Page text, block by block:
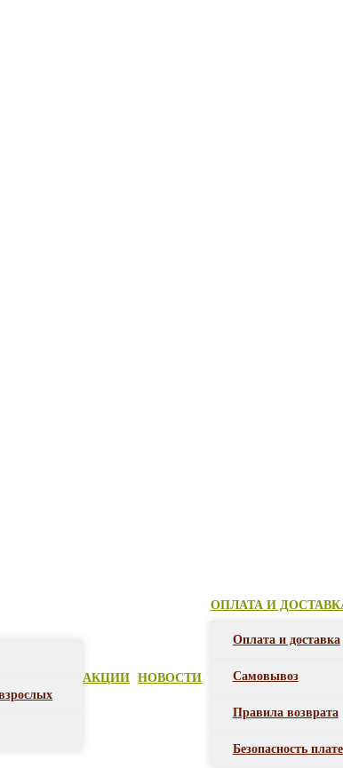
АКЦИИ НОВОСТИ
ОПЛАТА И
Оплата и доставка
Самовывоз
Правила возврата
Безопасность